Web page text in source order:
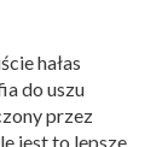
hałas
do uszu
przez
jest to lepsze